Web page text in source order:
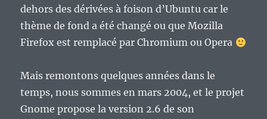
dehors des dérivées à foison d’Ubuntu car le
thème de fond a été changé ou que Mozilla
Firefox est remplacé par Chromium ou Opera
Mais remontons quelques années dans le
temps, nous sommes en mars 2004, et le projet
Gnome propose la version 2.6 de son